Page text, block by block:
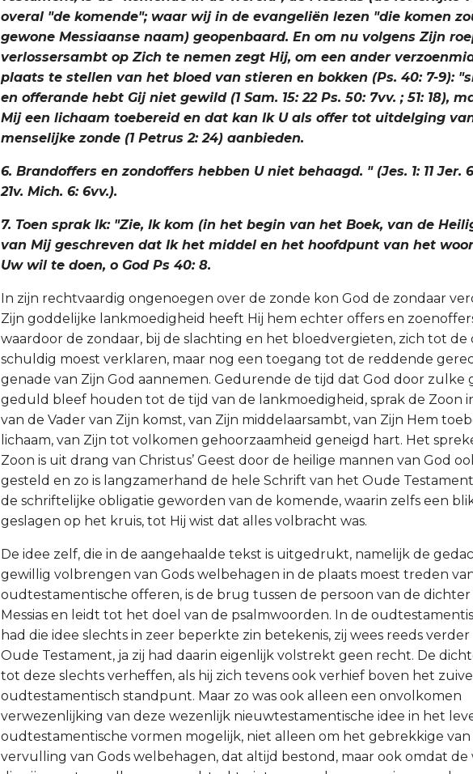
overal "de komende"; waar wij in de evangeliën lezen "die komen
gewone Messiaanse naam) geopenbaard. En om nu volgens Zijn
verlossersambt op Zich te nemen zegt Hij, om een ander
plaats te stellen van het bloed van stieren en bokken (Ps. 40: 7-9):
en offerande hebt Gij niet gewild (1 Sam. 15: 22 Ps. 50: 7vv. ; 51: 18),
Mij een lichaam toebereid en dat kan Ik U als offer tot uitdelging
menselijke zonde (1 Petrus 2: 24) aanbieden.
6. Brandoffers en zondoffers hebben U niet behaagd. " (Jes. 1: 11 Jer.
21v. Mich. 6: 6vv.).
7. Toen sprak Ik: "Zie, Ik kom (in het begin van het Boek, van de
van Mij geschreven dat Ik het middel en het hoofdpunt van het
Uw wil te doen, o God Ps 40: 8.
In zijn rechtvaardig ongenoegen over de zonde kon God de zondaar
Zijn goddelijke lankmoedigheid heeft Hij hem echter offers en
waardoor de zondaar, bij de slachting en het bloedvergieten, zich tot de
schuldig moest verklaren, maar nog een toegang tot de reddende
genade van Zijn God aannemen. Gedurende de tijd dat God door zulke
geduld bleef houden tot de tijd van de lankmoedigheid, sprak de Zoon
van de Vader van Zijn komst, van Zijn middelaarsambt, van Zijn Hem
lichaam, van Zijn tot volkomen gehoorzaamheid geneigd hart. Het
Zoon is uit drang van Christus’ Geest door de heilige mannen van God
gesteld en zo is langzamerhand de hele Schrift van het Oude
de schriftelijke obligatie geworden van de komende, waarin zelfs een
geslagen op het kruis, tot Hij wist dat alles volbracht was.
De idee zelf, die in de aangehaalde tekst is uitgedrukt, namelijk de
gewillig volbrengen van Gods welbehagen in de plaats moest treden
oudtestamentische offeren, is de brug tussen de persoon van de dichter
Messias en leidt tot het doel van de psalmwoorden. In de
had die idee slechts in zeer beperkte zin betekenis, zij wees reeds
Oude Testament, ja zij had daarin eigenlijk volstrekt geen recht. De
tot deze slechts verheffen, als hij zich tevens ook verhief boven het
oudtestamentisch standpunt. Maar zo was ook alleen een onvolkomen
verwezenlijking van deze wezenlijk nieuwtestamentische idee in het
oudtestamentische vormen mogelijk, niet alleen om het gebrekkige van
vervulling van Gods welbehagen, dat altijd bestond, maar ook omdat de